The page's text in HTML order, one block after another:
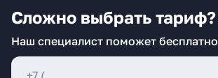
Сложно выбрать тариф?
Наш специалист поможет бесплатно